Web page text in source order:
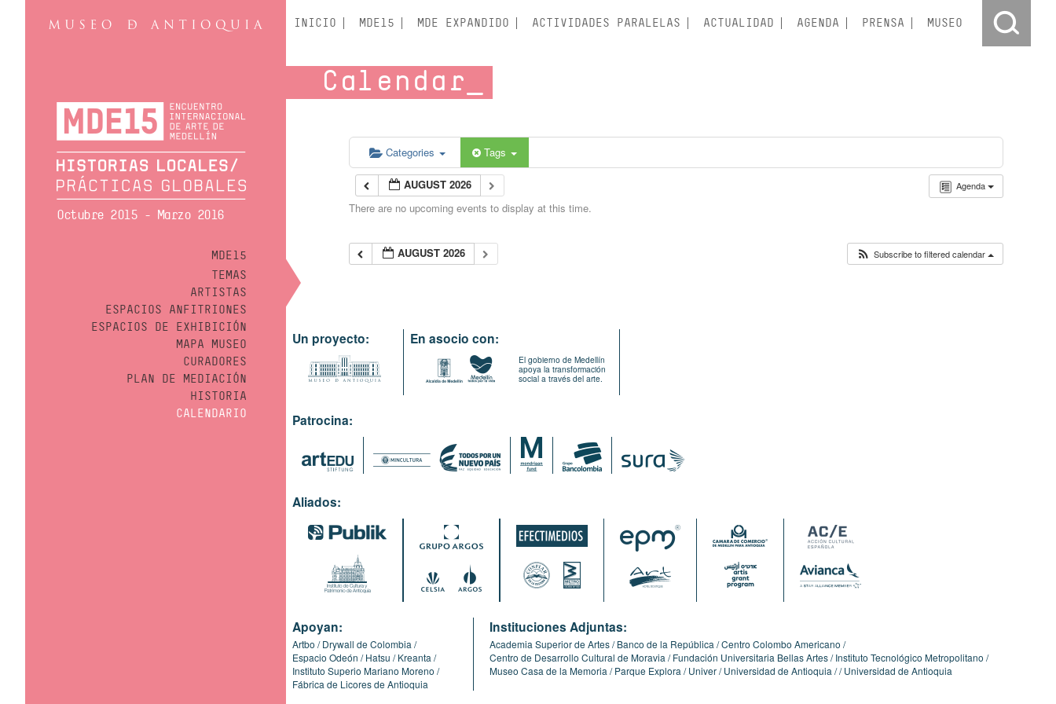
Octubre 2015 - Marzo 2016
MDE15
TEMAS
ARTISTAS
ESPACIOS ANFITRIONES
ESPACIOS DE EXHIBICIÓN
MAPA MUSEO
CURADORES
PLAN DE MEDIACIÓN
HISTORIA
CALENDARIO
INICIO MDE15 MDE EXPANDIDO ACTIVIDADES PARALELAS ACTUALIDAD AGENDA PRENSA MUSEO
Calendar
Categories Tags
Agenda
AUGUST 2026
There are no upcoming events to display at this time.
AUGUST 2026 Subscribe to filtered calendar
Un proyecto: En asocio con:
El gobierno de Medellín
apoya la transformación
social a través del arte.
Patrocina:
Aliados:
Apoyan:
Artbo
Drywall de Colombia
Espacio Odeón
Hatsu
Kreanta
Instituto Superio Mariano Moreno
Fábrica de Licores de Antioquia
Instituciones Adjuntas:
Academia Superior de Artes Banco de la República Centro Colombo Americano
Centro de Desarrollo Cultural de Moravia
Fundación Universitaria Bellas Artes Instituto Tecnológico Metropolitano
Museo Casa de la Memoria
Parque Explora Univer Universidad de Antioquia Universidad de Antioquia